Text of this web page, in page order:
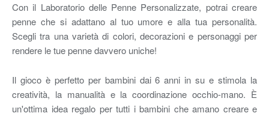
Con il Laboratorio delle Penne Personalizzate, potrai creare
penne che si adattano al tuo umore e alla tua personalità.
Scegli tra una varietà di colori, decorazioni e personaggi per
rendere le tue penne davvero uniche!
Il gioco è perfetto per bambini dai 6 anni in su e stimola la
creatività, la manualità e la coordinazione occhio-mano. È
un'ottima idea regalo per tutti i bambini che amano creare e